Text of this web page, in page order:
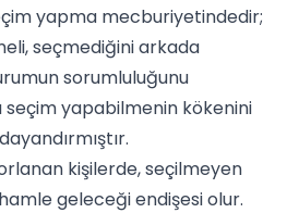
yapma mecburiyetindedir;
seçmediğini arkada
sorumluluğunu
seçim yapabilmenin kökenini
kişilerde, seçilmeyen
geleceği endişesi olur.